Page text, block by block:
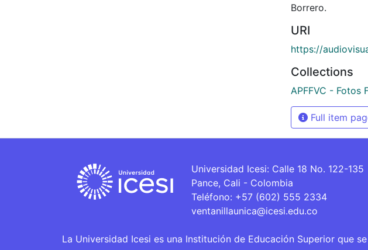
Borrero.
URI
https://
Collections
APFFVC - Fotos
Full item
Universidad Icesi: Calle 18 No. 122-135
Pance, Cali - Colombia
Teléfono: +57 (602) 555 2334
ventanillaunica@icesi.edu.co
La Universidad Icesi es una Institución de Educación Superior que